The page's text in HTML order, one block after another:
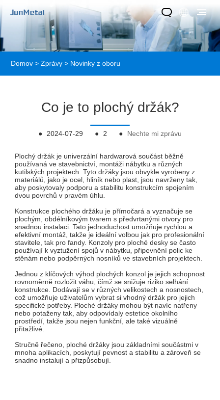
Domov > Zprávy > Novinky z oboru
Co je to plochý držák?
● 2024-07-29 ● 2 ● Nechte mi zprávu
Plochý držák je univerzální hardwarová součást běžně
používaná ve stavebnictví, montáži nábytku a různých
kutilských projektech. Tyto držáky jsou obvykle vyrobeny z
materiálů, jako je ocel, hliník nebo plast, jsou navrženy tak,
aby poskytovaly podporu a stabilitu konstrukcím spojením
dvou povrchů v pravém úhlu.
Konstrukce plochého držáku je přímočará a vyznačuje se
plochým, obdélníkovým tvarem s předvrtanými otvory pro
snadnou instalaci. Tato jednoduchost umožňuje rychlou a
efektivní montáž, takže je ideální volbou jak pro profesionální
stavitele, tak pro fandy. Konzoly pro ploché desky se často
používají k vyztužení spojů v nábytku, připevnění polic ke
stěnám nebo podpěrných nosníků ve stavebních projektech.
Jednou z klíčových výhod plochých konzol je jejich schopnost
rovnoměrně rozložit váhu, čímž se snižuje riziko selhání
konstrukce. Dodávají se v různých velikostech a nosnostech,
což umožňuje uživatelům vybrat si vhodný držák pro jejich
specifické potřeby. Ploché držáky mohou být navíc natřeny
nebo potaženy tak, aby odpovídaly estetice okolního
prostředí, takže jsou nejen funkční, ale také vizuálně
přitažlivé.
Stručně řečeno, ploché držáky jsou základními součástmi v
mnoha aplikacích, poskytují pevnost a stabilitu a zároveň se
snadno instalují a přizpůsobují.